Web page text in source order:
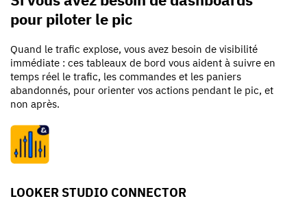
pour piloter le pic
Quand le trafic explose, vous avez besoin de visibilité
immédiate : ces tableaux de bord vous aident à suivre en
temps réel le trafic, les commandes et les paniers
abandonnés, pour orienter vos actions pendant le pic, et
non après.
LOOKER STUDIO CONNECTOR